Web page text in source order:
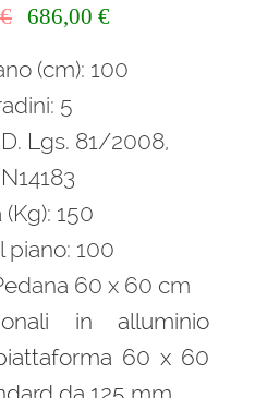
€
originale
1.040,00 €.
686,00 €Il
attuale
(cm): 100
5
Lgs. 81/2008,
150
piano: 100
60 x 60 cm
in alluminio
60 x 60